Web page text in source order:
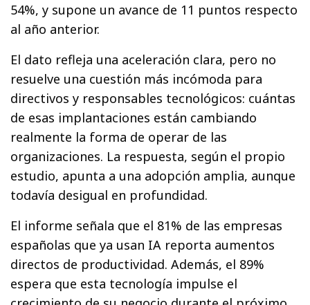
54%, y supone un avance de 11 puntos respecto
al año anterior.
El dato refleja una aceleración clara, pero no
resuelve una cuestión más incómoda para
directivos y responsables tecnológicos: cuántas
de esas implantaciones están cambiando
realmente la forma de operar de las
organizaciones. La respuesta, según el propio
estudio, apunta a una adopción amplia, aunque
todavía desigual en profundidad.
El informe señala que el 81% de las empresas
españolas que ya usan IA reporta aumentos
directos de productividad. Además, el 89%
espera que esta tecnología impulse el